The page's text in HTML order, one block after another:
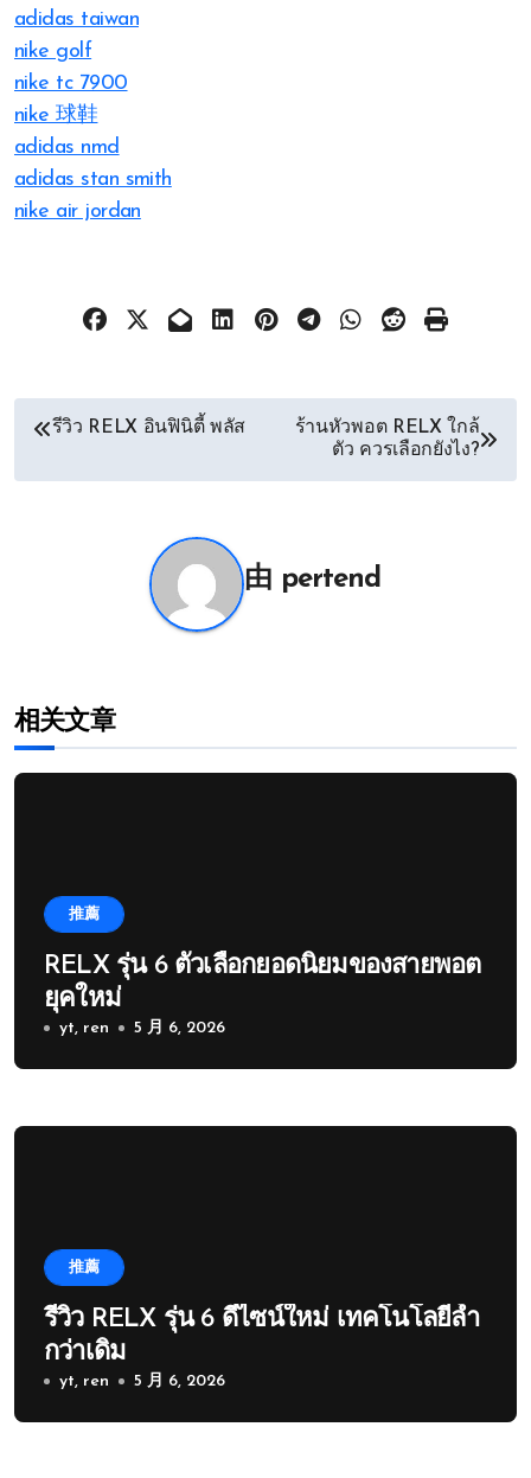
adidas taiwan
nike golf
nike tc 7900
nike 球鞋
adidas nmd
adidas stan smith
nike air jordan
文
章
รีวิว RELX อินฟินิตี้ พลัส
ร้านหัวพอต RELX ใกล้
ตัว ควรเลือกยังไง?
由 pertend
相关文章
推薦
RELX รุ่น 6 ตัวเลือกยอดนิยมของสายพอต
ยุคใหม่
yt, ren 5 月 6, 2026
推薦
รีวิว RELX รุ่น 6 ดีไซน์ใหม่ เทคโนโลยีล้ำ
กว่าเดิม
yt, ren 5 月 6, 2026